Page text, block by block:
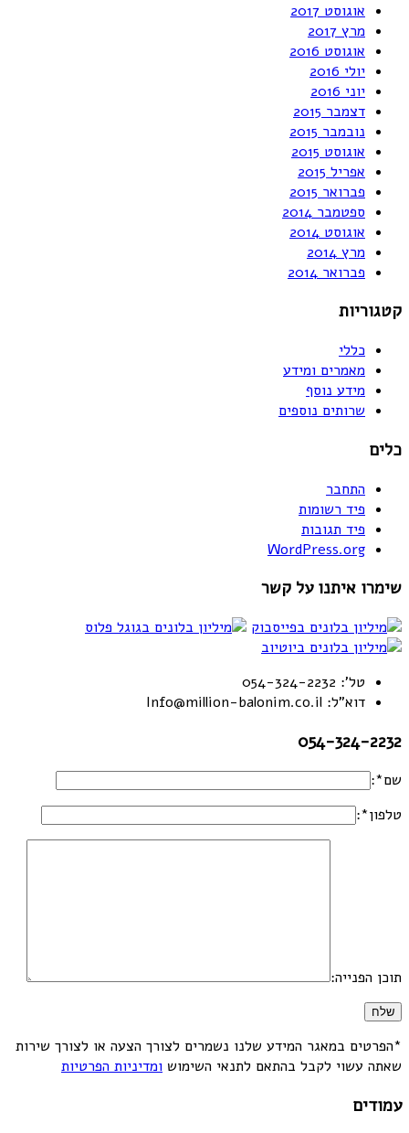
אוגוסט 2017
מרץ 2017
אוגוסט 2016
יולי 2016
יוני 2016
דצמבר 2015
נובמבר 2015
אוגוסט 2015
אפריל 2015
פברואר 2015
ספטמבר 2014
אוגוסט 2014
מרץ 2014
פברואר 2014
קטגוריות
כללי
מאמרים ומידע
מידע נוסף
שרותים נוספים
כלים
התחבר
פיד רשומות
פיד תגובות
WordPress.org
שימרו איתנו על קשר
טל': 054-324-2232
דוא"ל: Info@million-balonim.co.il
054-324-2232
שם*:
טלפון*:
תוכן הפנייה:
*הפרטים במאגר המידע שלנו נשמרים לצורך הצעה או לצורך שירות
שאתה עשוי לקבל בהתאם לתנאי השימוש ומדיניות הפרטיות
עמודים